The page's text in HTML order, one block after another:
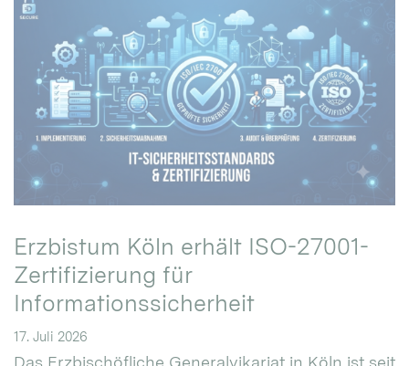
Erzbistum Köln erhält ISO-27001-
Zertifizierung für
Informationssicherheit
17. Juli 2026
Das Erzbischöfliche Generalvikariat in Köln ist seit